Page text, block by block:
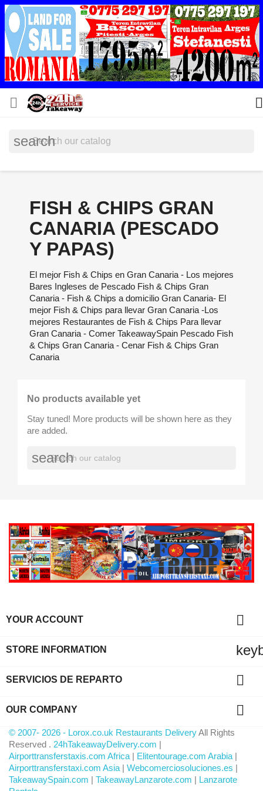
 
search
FISH & CHIPS GRAN
CANARIA (PESCADO
Y PAPAS)
El mejor Fish & Chips en Gran Canaria - Los mejores
Bares Ingleses de Pescado Fish & Chips Gran
Canaria - Fish & Chips a domicilio Gran Canaria- El
mejor Fish & Chips para llevar Gran Canaria -Los
mejores Restaurantes de Fish & Chips Para llevar
Gran Canaria - Comer TakeawaySpain Pescado Fish
& Chips Gran Canaria - Cenar Fish & Chips Gran
Canaria
No products available yet
Stay tuned! More products will be shown here as they
are added.
search
YOUR ACCOUNT 
STORE INFORMATION
SERVICIOS DE REPARTO 
OUR COMPANY 
© 2007- 2026 - Lorox.co.uk Restaurants DeliveryAll Rights
Reserved . 24hTakeawayDelivery.com |
Airporttransferstaxis.com Africa | Elitentourage.com Arabia |
Airporttransferstaxi.com Asia | Webcomerciosoluciones.es |
TakeawaySpain.com | TakeawayLanzarote.com | Lanzarote